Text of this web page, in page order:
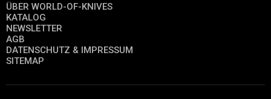
ÜBER WORLD-OF-KNIVES
KATALOG
NEWSLETTER
AGB
DATENSCHUTZ & IMPRESSUM
SITEMAP